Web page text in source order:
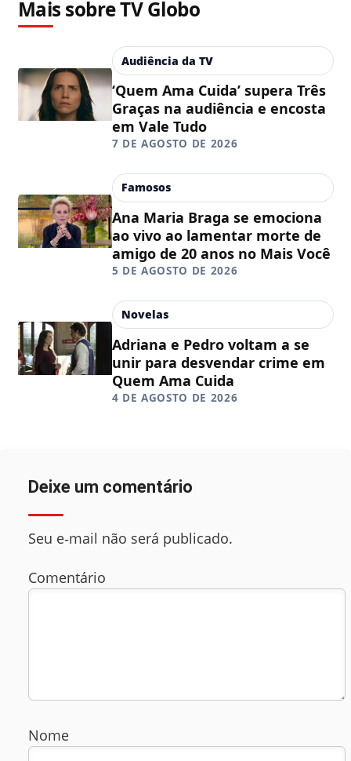
Mais sobre TV Globo
Audiência da TV
‘Quem Ama Cuida’ supera Três
Graças na audiência e encosta
em Vale Tudo
7 DE AGOSTO DE 2026
Famosos
Ana Maria Braga se emociona
ao vivo ao lamentar morte de
amigo de 20 anos no Mais Você
5 DE AGOSTO DE 2026
Novelas
Adriana e Pedro voltam a se
unir para desvendar crime em
Quem Ama Cuida
4 DE AGOSTO DE 2026
Deixe um comentário
Seu e‑mail não será publicado.
Comentário
Nome